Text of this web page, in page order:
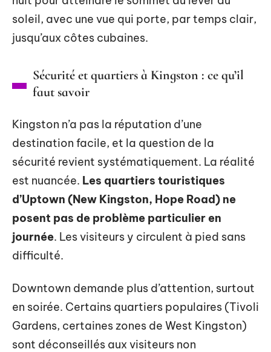
soleil, avec une vue qui porte, par temps clair,
jusqu’aux côtes cubaines.
Sécurité et quartiers à Kingston : ce qu’il
faut savoir
Kingston n’a pas la réputation d’une
destination facile, et la question de la
sécurité revient systématiquement. La réalité
est nuancée. Les quartiers touristiques
d’Uptown (New Kingston, Hope Road) ne
posent pas de problème particulier en
journée. Les visiteurs y circulent à pied sans
difficulté.
Downtown demande plus d’attention, surtout
en soirée. Certains quartiers populaires (Tivoli
Gardens, certaines zones de West Kingston)
sont déconseillés aux visiteurs non